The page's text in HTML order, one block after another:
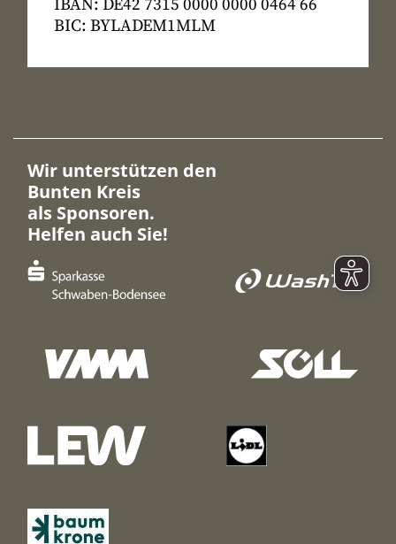
IBAN: DE42 7315 0000 0000 0464 66
BIC: BYLADEM1MLM
Wir unterstützen den
Bunten Kreis
als Sponsoren.
Helfen auch Sie!